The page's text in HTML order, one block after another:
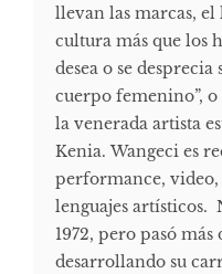
llevan las marcas, el
cultura más que los
desea o se
cuerpo femenino”, o
la venerada artista
Kenia. Wangeci es
performance,
lenguajes artísticos.
1972, pero pasó
desarrollando su